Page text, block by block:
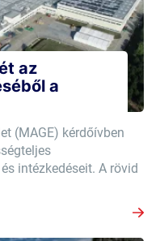
az
a
(MAGE) kérdőívben
intézkedéseit. A rövid